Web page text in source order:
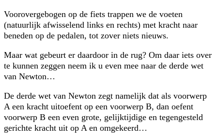
Voorovergebogen op de fiets trappen we de voeten
(natuurlijk afwisselend links en rechts) met kracht naar
beneden op de pedalen, tot zover niets nieuws.
Maar wat gebeurt er daardoor in de rug? Om daar iets over
te kunnen zeggen neem ik u even mee naar de derde wet
van Newton…
De derde wet van Newton zegt namelijk dat als voorwerp
A een kracht uitoefent op een voorwerp B, dan oefent
voorwerp B een even grote, gelijktijdige en tegengesteld
gerichte kracht uit op A en omgekeerd…